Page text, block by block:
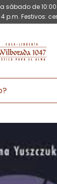
sábado de
p.m. Festivos: